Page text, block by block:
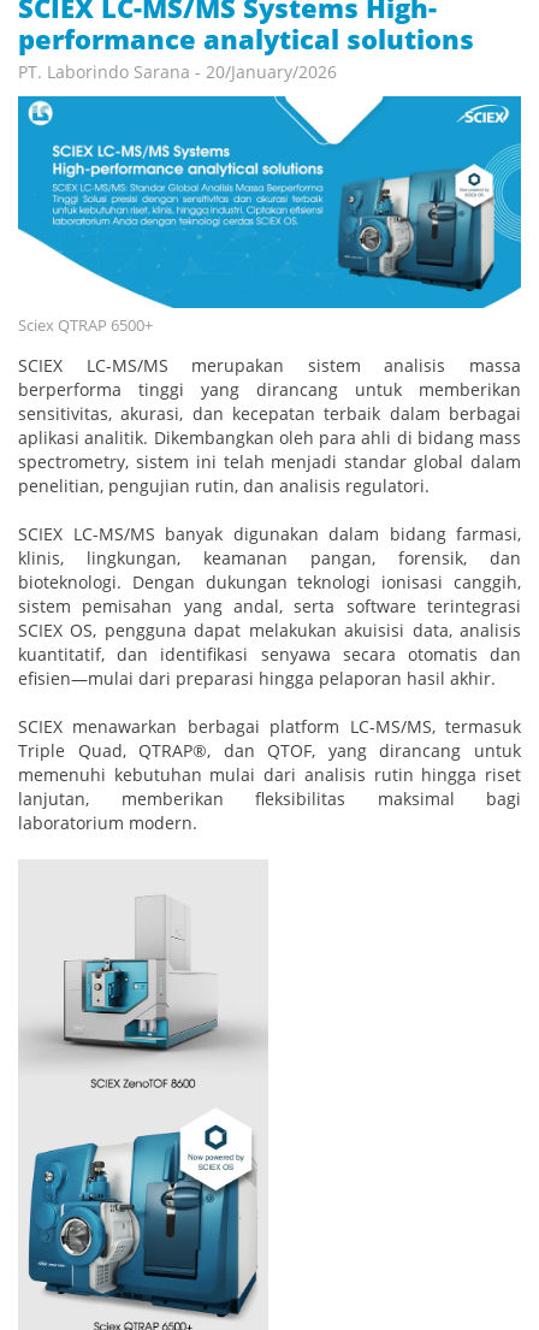
performance analytical solutions
PT. Laborindo Sarana - 20/January/2026
Sciex QTRAP 6500+
SCIEX LC-MS/MS merupakan sistem analisis massa
berperforma tinggi yang dirancang untuk memberikan
sensitivitas, akurasi, dan kecepatan terbaik dalam berbagai
aplikasi analitik. Dikembangkan oleh para ahli di bidang mass
spectrometry, sistem ini telah menjadi standar global dalam
penelitian, pengujian rutin, dan analisis regulatori.
SCIEX LC-MS/MS banyak digunakan dalam bidang farmasi,
klinis, lingkungan, keamanan pangan, forensik, dan
bioteknologi. Dengan dukungan teknologi ionisasi canggih,
sistem pemisahan yang andal, serta software terintegrasi
SCIEX OS, pengguna dapat melakukan akuisisi data, analisis
kuantitatif, dan identifikasi senyawa secara otomatis dan
efisien—mulai dari preparasi hingga pelaporan hasil akhir.
SCIEX menawarkan berbagai platform LC-MS/MS, termasuk
Triple Quad, QTRAP®, dan QTOF, yang dirancang untuk
memenuhi kebutuhan mulai dari analisis rutin hingga riset
lanjutan, memberikan fleksibilitas maksimal bagi
laboratorium modern.